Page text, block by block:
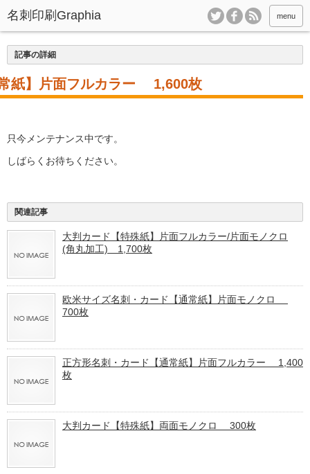
menu
記事の詳細
紙】片面フルカラー 1,600枚
只今メンテナンス中です。
しばらくお待ちください。
関連記事
大判カード【特殊紙】片面フルカラー/片面モノクロ
(角丸加工) 1,700枚
欧米サイズ名刺・カード【通常紙】片面モノクロ
700枚
正方形名刺・カード【通常紙】片面フルカラー 1,400
枚
大判カード【特殊紙】両面モノクロ 300枚